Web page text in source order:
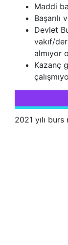
Maddi
Devlet
vakıf/
almıyor
Kazanç
2021 yılı burs